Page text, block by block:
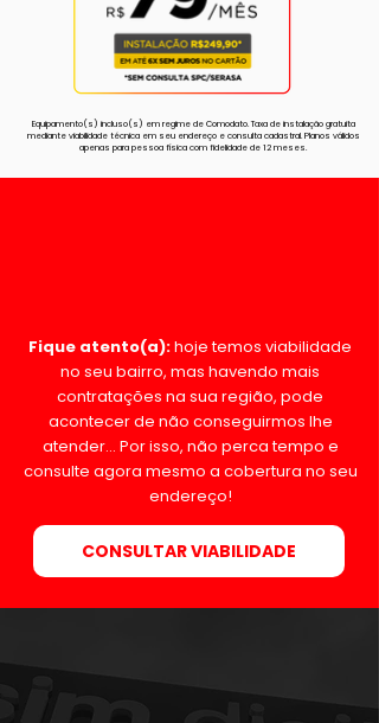
Equipamento(s) incluso(s) em regime de Comodato. Taxa de instalação gratuita
mediante viabilidade técnica em seu endereço e consulta cadastral. Planos válidos
apenas para pessoa física com fidelidade de 12 meses.
Fique atento(a):hoje temos viabilidade
no seu bairro, mas havendo mais
contratações na sua região, pode
acontecer de não conseguirmos lhe
atender... Por isso, não perca tempo e
consulte agora mesmo a cobertura no seu
endereço!
CONSULTAR VIABILIDADE